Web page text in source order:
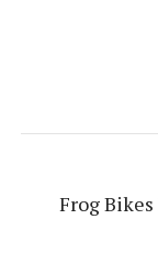
Frog